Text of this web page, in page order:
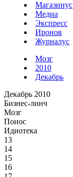
Магазинус
Медиа
Экспресс
Иронов
Журналус
Мозг
2010
Декабрь
Декабрь 2010
Бизнес-линч
Мозг
Понос
Идиотека
13
14
15
16